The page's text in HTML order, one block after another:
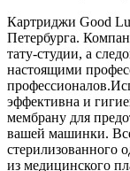
Картриджи Good
Петербурга.
тату-студии, а
настоящими
эффективна и
мембрану для
вашей машинки.
стерилизованного
из медицинского